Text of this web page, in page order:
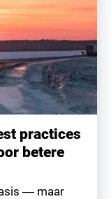
practices
betere
— maar